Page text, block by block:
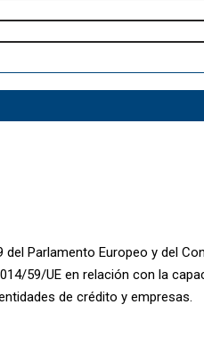
Parlamento Europeo y del
59/UE en relación con la
de crédito y empresas.